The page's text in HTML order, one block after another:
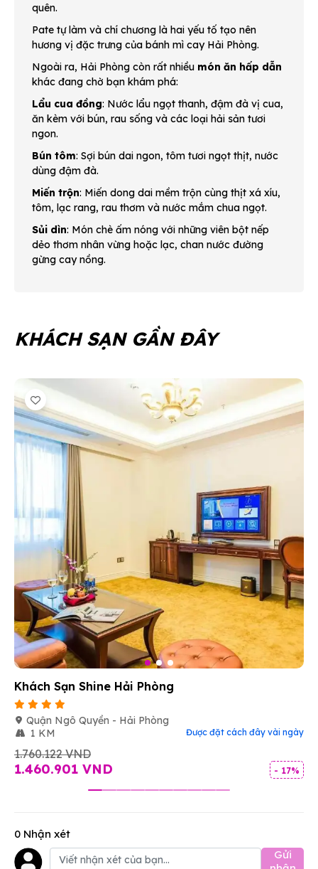
quên.
Pate tự làm và chí chương là hai yếu tố tạo nên
hương vị đặc trưng của bánh mì cay Hải Phòng.
Ngoài ra, Hải Phòng còn rất nhiều món ăn hấp dẫn
khác đang chờ bạn khám phá:
Lẩu cua đồng: Nước lẩu ngọt thanh, đậm đà vị cua,
ăn kèm với bún, rau sống và các loại hải sản tươi
ngon.
Bún tôm: Sợi bún dai ngon, tôm tươi ngọt thịt, nước
dùng đậm đà.
Miến trộn: Miến dong dai mềm trộn cùng thịt xá xíu,
tôm, lạc rang, rau thơm và nước mắm chua ngọt.
Sủi dìn: Món chè ấm nóng với những viên bột nếp
dẻo thơm nhân vừng hoặc lạc, chan nước đường
gừng cay nồng.
KHÁCH SẠN GẦN ĐÂY
Khách Sạn Shine Hải Phòng
Quận Ngô Quyền - Hải Phòng
1 KM
Được đặt cách đây vài ngày
1.760.122 VND
1.460.901 VND - 17%
0 Nhận xét
Gửi